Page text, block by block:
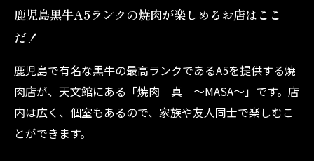
鹿児島黒牛A5ランクの焼肉が楽しめるお店はここ
だ！
鹿児島で有名な黒牛の最高ランクであるA5を提供する焼
肉店が、天文館にある「焼肉 真 ～MASA～」です。店
内は広く、個室もあるので、家族や友人同士で楽しむこ
とができます。